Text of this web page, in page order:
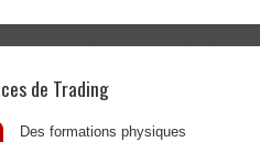
de Trading
Des formations physiques